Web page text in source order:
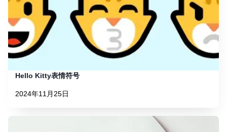
Hello Kitty表情符号
2024年11月25日